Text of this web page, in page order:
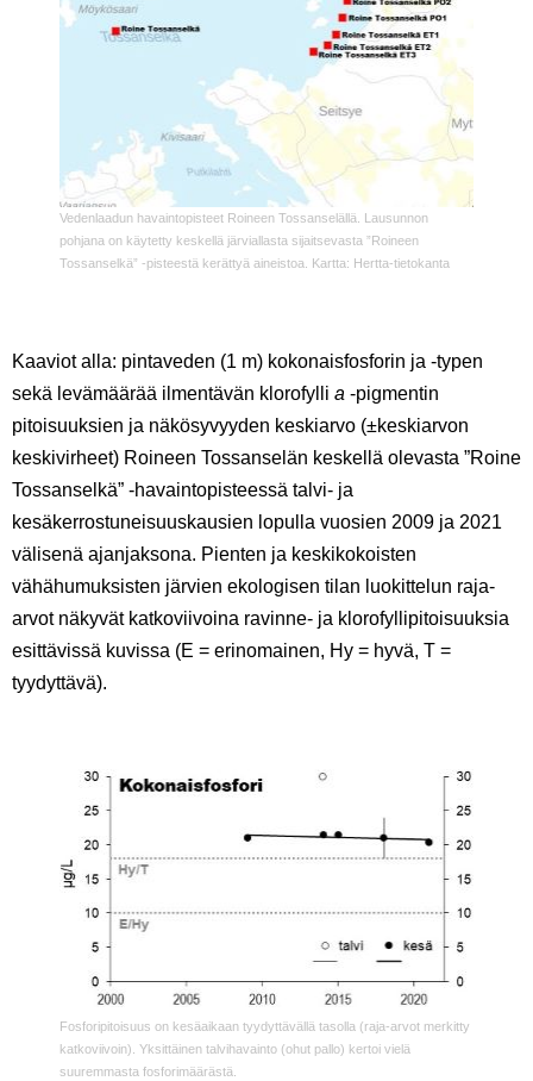
Vedenlaadun havaintopisteet Roineen Tossanselällä. Lausunnon
pohjana on käytetty keskellä järviallasta sijaitsevasta ”Roineen
Tossanselkä” -pisteestä kerättyä aineistoa. Kartta: Hertta-tietokanta
Kaaviot alla: pintaveden (1 m) kokonaisfosforin ja -typen
sekä levämäärää ilmentävän klorofylli a -pigmentin
pitoisuuksien ja näkösyvyyden keskiarvo (±keskiarvon
keskivirheet) Roineen Tossanselän keskellä olevasta ”Roine
Tossanselkä” -havaintopisteessä talvi- ja
kesäkerrostuneisuuskausien lopulla vuosien 2009 ja 2021
välisenä ajanjaksona. Pienten ja keskikokoisten
vähähumuksisten järvien ekologisen tilan luokittelun raja-
arvot näkyvät katkoviivoina ravinne- ja klorofyllipitoisuuksia
esittävissä kuvissa (E = erinomainen, Hy = hyvä, T =
tyydyttävä).
Fosforipitoisuus on kesäaikaan tyydyttävällä tasolla (raja-arvot merkitty
katkoviivoin). Yksittäinen talvihavainto (ohut pallo) kertoi vielä
suuremmasta fosforimäärästä.